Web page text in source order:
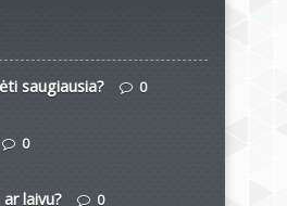
saugiausia? 0
0
laivu? 0